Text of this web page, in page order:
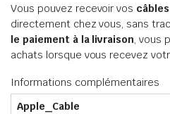
Vous pouvez recevoir vos
directement chez vous, sans
le paiement à la livraison, vous
achats lorsque vous recevez
Informations complémentaires
Apple_Cable